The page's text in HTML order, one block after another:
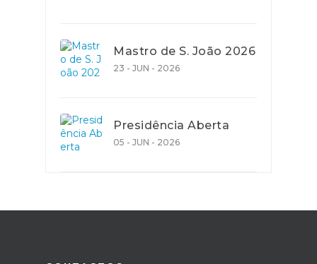
Mastro de S. João 2026
23 - JUN - 2026
Presidência Aberta
05 - JUN - 2026